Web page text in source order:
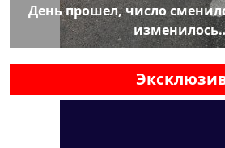
День прошел, число